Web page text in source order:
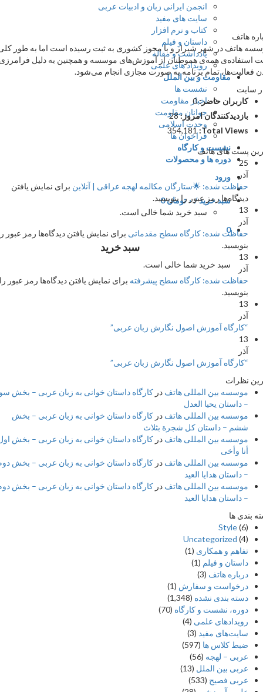
انجمن ایرانی زبان و ادبیات عربی
سایت های مفید
کتاب و نرم افزار
داستان و فیلم
یادداشت و مقاله
رویداد های علمی
مقاومت و بین الملل
نشست ها
اخبار مقاومت
جوانان مقاومت
وحدت اسلامی
فراخوان ها
نشست و کارگاه
دوره ها و محصولات
ورود
سبد خرید /۰تومان0
سبد خرید شما خالی است.
0
سبد خرید
سبد خرید شما خالی است.
هاتف
هاتف در شهر شیراز و با مجوز کشوری به ثبت رسیده است اما به طور کلی
همه‌ی هموطنان از آموزش‌های موسسه و همچنین به دلیل فرامرزی
تمام برنامه به صورت مجازی انجام می‌شود.
کاربران حاضر:0
بازدیدکنندگان امروز:28
Total Views:
354,181
پست های هاتف
25
آذر
حفاظت شده: 🌟ستارگان مکالمه لهجه عراقی | آنلاینبرای نمایش یافتن
دیدگاه‌ها رمز عبور را بنویسید.
13
آذر
حفاظت شده: کارگاه سطح مقدماتیبرای نمایش یافتن دیدگاه‌ها رمز عبور را
بنویسید.
13
آذر
حفاظت شده: کارگاه سطح پیشرفتهبرای نمایش یافتن دیدگاه‌ها رمز عبور را
بنویسید.
13
آذر
“کارگاه آموزش اصول نگارش زبان عربی”
13
آذر
“کارگاه آموزش اصول نگارش زبان عربی”
نظرات
موسسه بین المللی هاتفدرکارگاه داستان خوانی به زبان عربی – بخش سوم
– داستان یحیا العدل
موسسه بین المللی هاتفدرکارگاه داستان خوانی به زبان عربی – بخش
ششم – داستان کل شجرة بثلاث
موسسه بین المللی هاتفدرکارگاه داستان خوانی به زبان عربی – بخش اول –
أنا وأخی
موسسه بین المللی هاتفدرکارگاه داستان خوانی به زبان عربی – بخش دوم
– داستان هدایا العید
موسسه بین المللی هاتفدرکارگاه داستان خوانی به زبان عربی – بخش دوم
– داستان هدایا العید
ها
Style(6)
Uncategorized(4)
تفاهم و همکاری (1)
داستان و فیلم(1)
درباره هاتف(3)
درخواست و سفارش(1)
دسته بندی نشده(1,348)
دوره، نشست و کارگاه(70)
رویدادهای علمی(4)
سایت‌های مفید(3)
ضبط کلاس ها (597)
عربی – لهجه(56)
عربی بین الملل(13)
عربی فصیح(533)